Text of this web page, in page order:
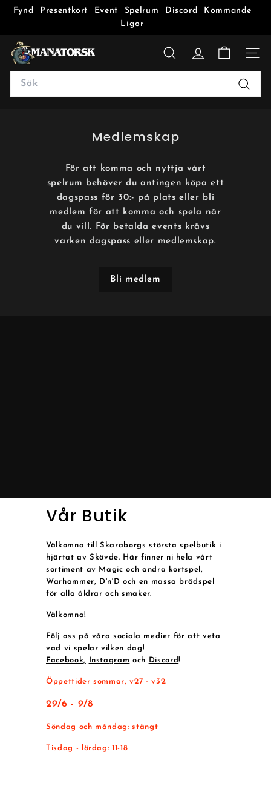
Fynd Presentkort Event Spelrum Discord
Kommande
Ligor
M
a
a
SÖK
Search
Sök
Medlemskap
För att komma och nyttja vårt
spelrum behöver du antingen köpa ett
dagspass för 30:- på plats eller bli
medlem för att komma och spela när
du vill. För betalda events krävs
varken dagspass eller medlemskap.
Bli medlem
Vår Butik
Välkomna till Skaraborgs största spelbutik i
hjärtat av Skövde. Här finner ni hela vårt
sortiment av Magic och andra kortspel,
Warhammer, D'n'D och en massa brädspel
för alla åldrar och smaker.
Välkomna!
Följ oss på våra sociala medier för att veta
vad vi spelar vilken dag!
Facebook,
Instagram och Discord!
Öppettider sommar, v27 - v32.
29/6 - 9/8
Söndag och måndag: stängt
Tisdag - lördag: 11-18